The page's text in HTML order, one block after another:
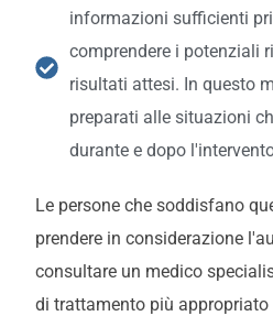
informazioni sufficienti
comprendere i potenziali
risultati attesi. In questo
preparati alle situazioni
durante e dopo
Le persone che soddisfano
prendere in considerazione
consultare un medico
di trattamento più appropriato